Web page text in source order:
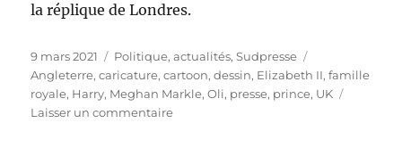
la réplique de Londres.
Publié
le
9 mars 2021 Catégories
Politique, actualités,Sudpresse
Angleterre,caricature,cartoon,dessin, Elizabeth II,famille
royale, Harry, Meghan Markle,Oli, presse, prince, UK
Laisser un commentairesur